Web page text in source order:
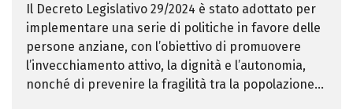
Il Decreto Legislativo 29/2024 è stato adottato per
implementare una serie di politiche in favore delle
persone anziane, con l’obiettivo di promuovere
l’invecchiamento attivo, la dignità e l’autonomia,
nonché di prevenire la fragilità tra la popolazione...